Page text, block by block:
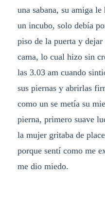
una sabana, su amiga
un incubo, solo debía
piso de la puerta y
cama, lo cual hizo sin
las 3.03 am cuando
sus piernas y abrirlas
como un se metía su
pierna, primero suave
la mujer gritaba de
porque sentí como me
me dio miedo.